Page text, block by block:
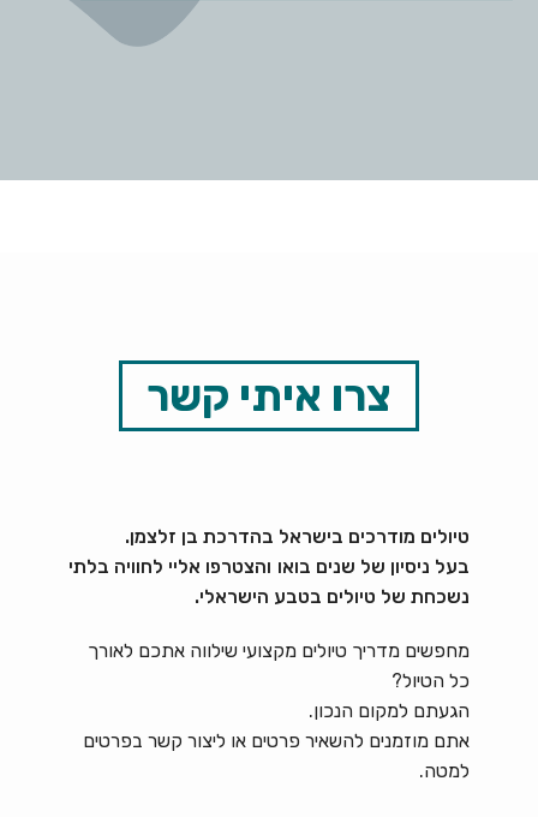
צרו איתי קשר
טיולים מודרכים בישראל בהדרכת בן זלצמן.
בעל ניסיון של שנים בואו והצטרפו אליי לחוויה בלתי
נשכחת של טיולים בטבע הישראלי.
מחפשים מדריך טיולים מקצועי שילווה אתכם לאורך
כל הטיול?
הגעתם למקום הנכון.
אתם מוזמנים להשאיר פרטים או ליצור קשר בפרטים
למטה.